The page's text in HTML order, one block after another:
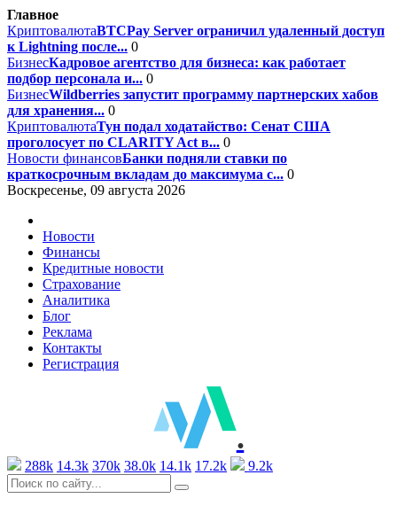
Главное
КриптовалютаBTCPay Server ограничил удаленный доступ
к Lightning после... 0
БизнесКадровое агентство для бизнеса: как работает
подбор персонала и... 0
БизнесWildberries запустит программу партнерских хабов
для хранения... 0
КриптовалютаТун подал ходатайство: Сенат США
проголосует по CLARITY Act в... 0
Новости финансовБанки подняли ставки по
краткосрочным вкладам до максимума с... 0
Воскресенье, 09 августа 2026
Новости
Финансы
Кредитные новости
Страхование
Аналитика
Блог
Реклама
Контакты
Регистрация
.
288k 14.3k 370k 38.0k 14.1k 17.2k 9.2k